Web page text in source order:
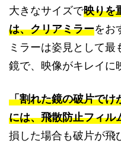
大きなサイズで映りを
は、クリアミラーをお
ミラーは姿見として
鏡で、映像がキレイに
「割れた鏡の破片でけ
には、飛散防止フィル
損した場合も破片が飛